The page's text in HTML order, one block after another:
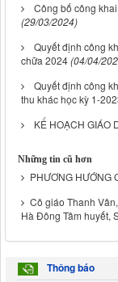
Công bố công
(29/03/2024)
Quyết định công
chữa 2024(04/04/
Quyết định công
thu khác học kỳ 1-
KẾ HOẠCH GIÁO
Những tin cũ hơn
PHƯƠNG HƯỚNG
Cô giáo Thanh
Hà Đông Tâm huyết,
Thông báo